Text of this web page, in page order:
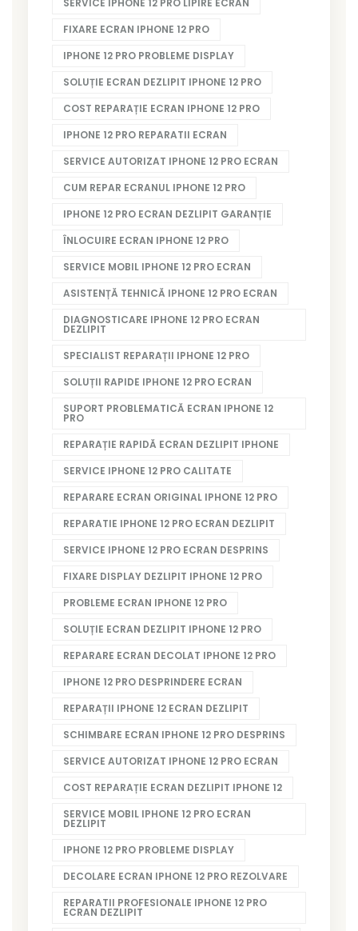
SERVICE IPHONE 12 PRO LIPIRE ECRAN
FIXARE ECRAN IPHONE 12 PRO
IPHONE 12 PRO PROBLEME DISPLAY
SOLUȚIE ECRAN DEZLIPIT IPHONE 12 PRO
COST REPARAȚIE ECRAN IPHONE 12 PRO
IPHONE 12 PRO REPARATII ECRAN
SERVICE AUTORIZAT IPHONE 12 PRO ECRAN
CUM REPAR ECRANUL IPHONE 12 PRO
IPHONE 12 PRO ECRAN DEZLIPIT GARANȚIE
ÎNLOCUIRE ECRAN IPHONE 12 PRO
SERVICE MOBIL IPHONE 12 PRO ECRAN
ASISTENȚĂ TEHNICĂ IPHONE 12 PRO ECRAN
DIAGNOSTICARE IPHONE 12 PRO ECRAN
DEZLIPIT
SPECIALIST REPARAȚII IPHONE 12 PRO
SOLUȚII RAPIDE IPHONE 12 PRO ECRAN
SUPORT PROBLEMATICĂ ECRAN IPHONE 12
PRO
REPARAȚIE RAPIDĂ ECRAN DEZLIPIT IPHONE
SERVICE IPHONE 12 PRO CALITATE
REPARARE ECRAN ORIGINAL IPHONE 12 PRO
REPARATIE IPHONE 12 PRO ECRAN DEZLIPIT
SERVICE IPHONE 12 PRO ECRAN DESPRINS
FIXARE DISPLAY DEZLIPIT IPHONE 12 PRO
PROBLEME ECRAN IPHONE 12 PRO
SOLUȚIE ECRAN DEZLIPIT IPHONE 12 PRO
REPARARE ECRAN DECOLAT IPHONE 12 PRO
IPHONE 12 PRO DESPRINDERE ECRAN
REPARAȚII IPHONE 12 ECRAN DEZLIPIT
SCHIMBARE ECRAN IPHONE 12 PRO DESPRINS
SERVICE AUTORIZAT IPHONE 12 PRO ECRAN
COST REPARAȚIE ECRAN DEZLIPIT IPHONE 12
SERVICE MOBIL IPHONE 12 PRO ECRAN
DEZLIPIT
IPHONE 12 PRO PROBLEME DISPLAY
DECOLARE ECRAN IPHONE 12 PRO REZOLVARE
REPARATII PROFESIONALE IPHONE 12 PRO
ECRAN DEZLIPIT